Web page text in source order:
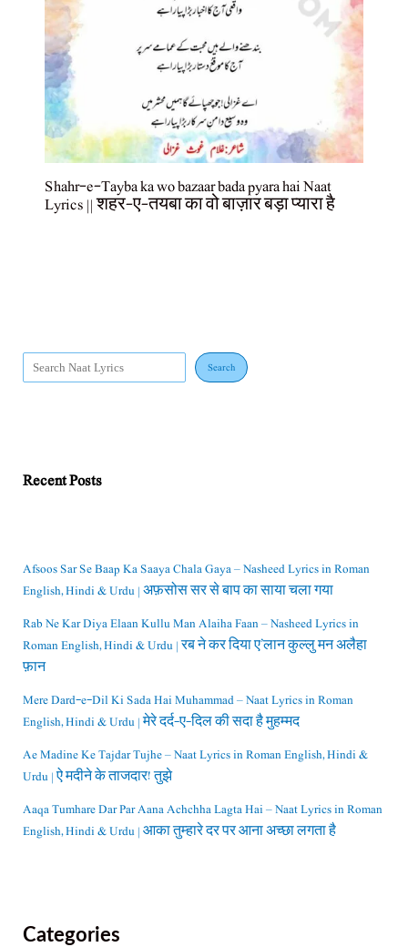
Shahr-e-Tayba ka wo bazaar bada pyara hai Naat
Lyrics || शहर-ए-तयबा का वो बाज़ार बड़ा प्यारा है
Search
Recent Posts
Afsoos Sar Se Baap Ka Saaya Chala Gaya – Nasheed Lyrics in Roman
English, Hindi & Urdu | अफ़सोस सर से बाप का साया चला गया
Rab Ne Kar Diya Elaan Kullu Man Alaiha Faan – Nasheed Lyrics in
Roman English, Hindi & Urdu | रब ने कर दिया ए’लान कुल्लु मन अलैहा
फ़ान
Mere Dard-e-Dil Ki Sada Hai Muhammad – Naat Lyrics in Roman
English, Hindi & Urdu | मेरे दर्द-ए-दिल की सदा है मुहम्मद
Ae Madine Ke Tajdar Tujhe – Naat Lyrics in Roman English, Hindi &
Urdu | ऐ मदीने के ताजदार! तुझे
Aaqa Tumhare Dar Par Aana Achchha Lagta Hai – Naat Lyrics in Roman
English, Hindi & Urdu | आका तुम्हारे दर पर आना अच्छा लगता है
Categories